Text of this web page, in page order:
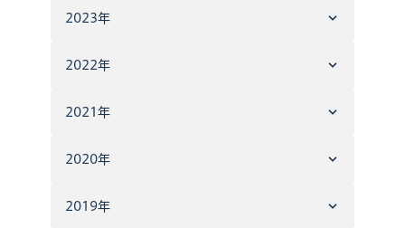
2023年
2022年
2021年
2020年
2019年